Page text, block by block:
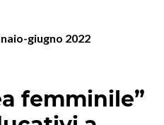
giugno 2022
femminile”